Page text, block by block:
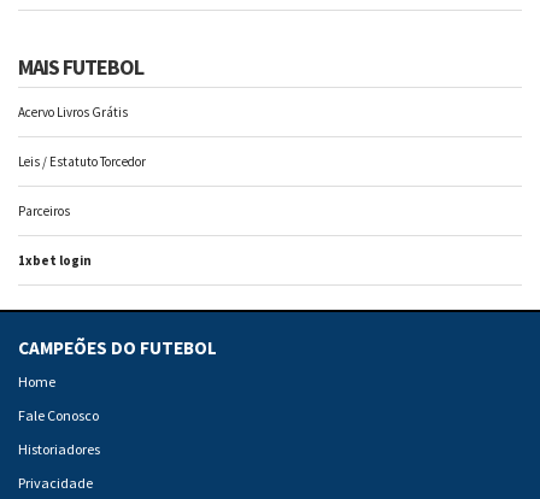
MAIS FUTEBOL
Acervo Livros Grátis
Leis / Estatuto Torcedor
Parceiros
1xbet login
CAMPEÕES DO FUTEBOL
Home
Fale Conosco
Historiadores
Privacidade